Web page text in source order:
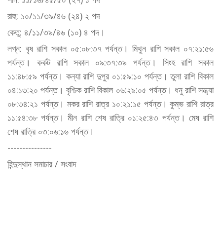
রাহু: ১০/১১/৩৯/৪৬ (২৪) ২ পদ
কেতু: ৪/১১/৩৯/৪৬ (১০) ৪ পদ।
লগ্ন: বৃষ রাশি সকাল ০৫:০৮:৩৭ পর্যন্ত। মিথুন রাশি সকাল ০৭:২১:৫৬
পর্যন্ত। কর্কট রাশি সকাল ০৯:৩৭:৩৯ পর্যন্ত। সিংহ রাশি সকাল
১১:৪৮:৫৯ পর্যন্ত। কন্যা রাশি দুপুর ০১:৫৯:১০ পর্যন্ত। তুলা রাশি বিকাল
০৪:১৩:২০ পর্যন্ত। বৃশ্চিক রাশি বিকাল ০৬:২৯:০৫ পর্যন্ত। ধনু রাশি সন্ধ্যা
০৮:৩৪:২১ পর্যন্ত। মকর রাশি রাত্র ১০:২১:১৫ পর্যন্ত। কুম্ভ রাশি রাত্র
১১:৫৪:৩৮ পর্যন্ত। মীন রাশি শেষ রাত্রি ০১:২৫:৪৩ পর্যন্ত। মেষ রাশি
শেষ রাত্রি ০৩:০৬:১৬ পর্যন্ত।
---------------
হিন্দুস্থান সমাচার / সংবাদ